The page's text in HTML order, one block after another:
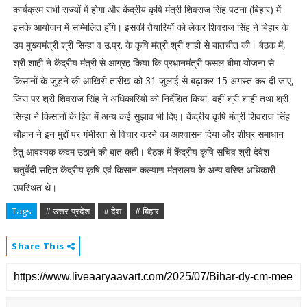
कार्यक्रम सभी राज्यों में होगा और केंद्रीय कृषि मंत्री शिवराज सिंह पटना (बिहार) में
इसके आयोजन में सम्मिलित होंगे। इसकी तैयारियों को लेकर शिवराज सिंह ने बिहार के
उप मुख्यमंत्री श्री सिन्हा व उ.प्र. के कृषि मंत्री श्री शाही से बातचीत की। बैठक में,
श्री शाही ने केंद्रीय मंत्री से आग्रह किया कि प्रधानमंत्री फसल बीमा योजना से
किसानों के जुड़ने की आखिरी तारीख को 31 जुलाई से बढ़ाकर 15 अगस्त कर दी जाए,
जिस पर श्री शिवराज सिंह ने अधिकारियों को निर्देशित किया, वहीं श्री शाही तथा श्री
सिन्हा ने किसानों के हित में अन्य कई सुझाव भी दिए। केंद्रीय कृषि मंत्री शिवराज सिंह
चौहान ने इन मुद्दों पर गंभीरता से विचार करने का आश्वासन दिया और शीघ्र समाधान
हेतु आवश्यक कदम उठाने की बात कही। बैठक में केंद्रीय कृषि सचिव श्री देवेश
चतुर्वेदी सहित केंद्रीय कृषि एवं किसान कल्याण मंत्रालय के अन्य वरिष्ठ अधिकारी
उपस्थित थे।
Tags # उत्तर-प्रदेश # देश # बिहार
Share This